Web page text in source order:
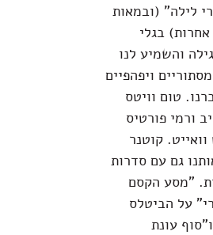
לילה" (ובמאות
אחרות) בגלי
והשמיע לנו
ויפהפיים
טום וויטס
ורמי פורטיס
וואייט. קוטנר
גם עם סדרות
"מסע הקסם
על הביטלס
עונת